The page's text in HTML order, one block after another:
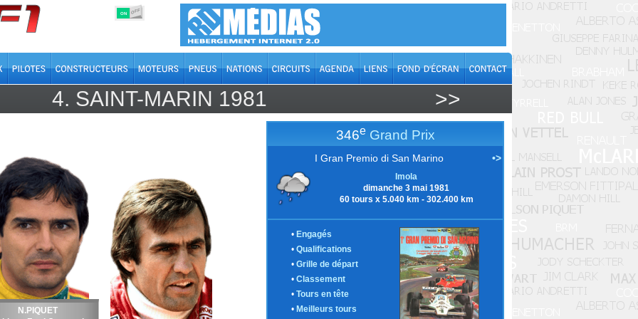
ON OFF
4. SAINT-MARIN 1981 >>
N.PIQUET
346e Grand Prix
I Gran Premio di San Marino •>
Imola
dimanche 3 mai 1981
60 tours x 5.040 km - 302.400 km
• Engagés
• Qualifications
• Grille de départ
• Classement
• Tours en tête
• Meilleurs tours